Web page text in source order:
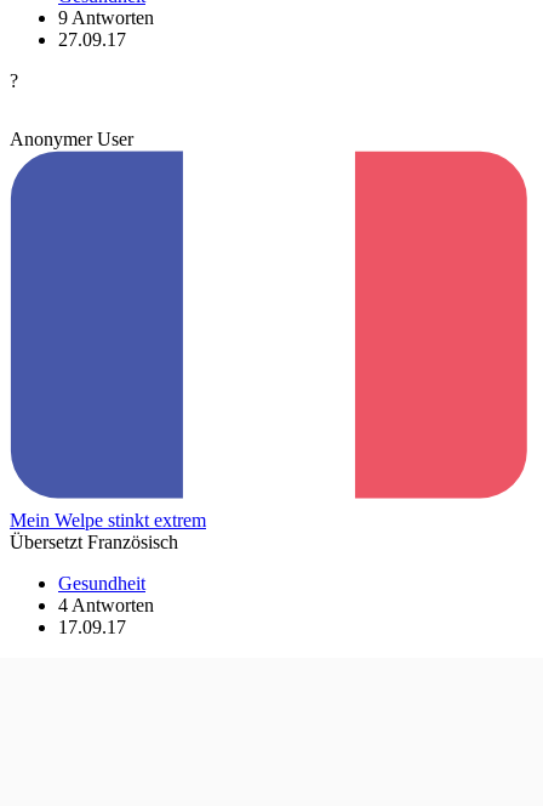
9 Antworten
27.09.17
?
Anonymer User
Mein Welpe stinkt extrem
Übersetzt Französisch
Gesundheit
4 Antworten
17.09.17